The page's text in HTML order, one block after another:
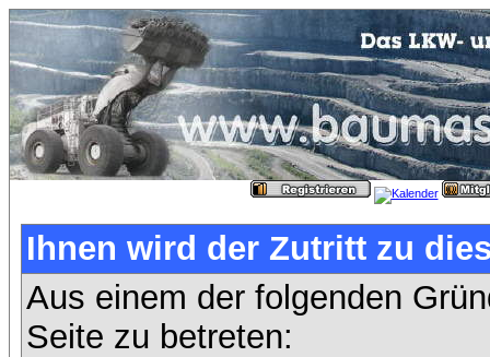
Ihnen wird der Zutritt zu
Aus einem der folgenden
Seite zu betreten: